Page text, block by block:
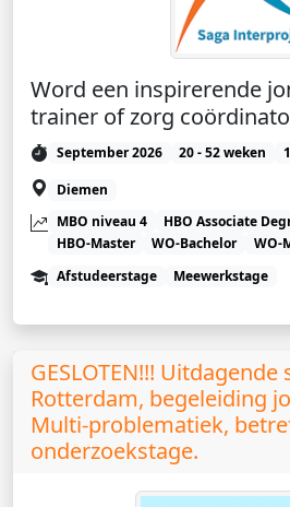
Word een inspirerende
trainer of zorg
September 2026 20 - 52 weken
Diemen
MBO niveau 4
HBO Associate
HBO-Master
WO-Bachelor
WO-
Afstudeerstage
Meewerkstage
GESLOTEN!!! Uitdagende
Rotterdam, begeleiding
Multi-problematiek,
onderzoekstage.